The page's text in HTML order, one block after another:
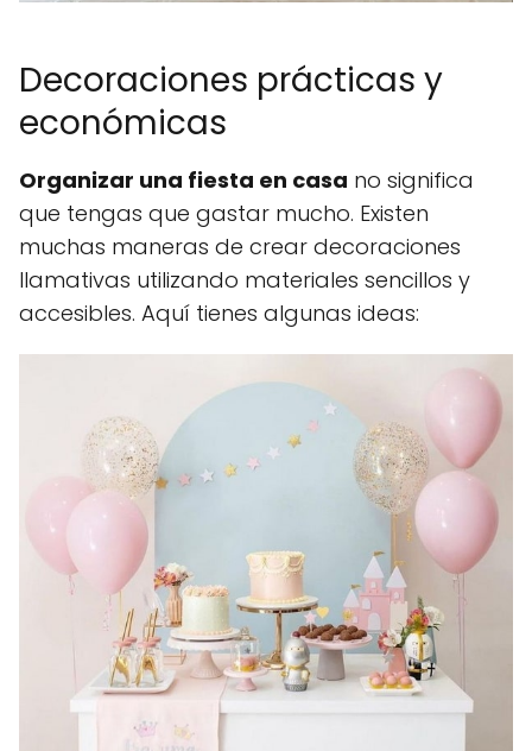
Decoraciones prácticas y
económicas
Organizar una fiesta en casa no significa
que tengas que gastar mucho. Existen
muchas maneras de crear decoraciones
llamativas utilizando materiales sencillos y
accesibles. Aquí tienes algunas ideas: